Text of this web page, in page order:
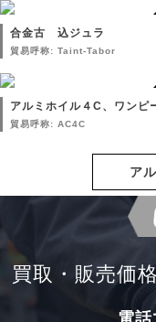
合金古 込ジュラ
貿易呼称: Taint-Tabor
アルミホイル４C、ワンピ
貿易呼称: AC4C
ア
買取・販売価